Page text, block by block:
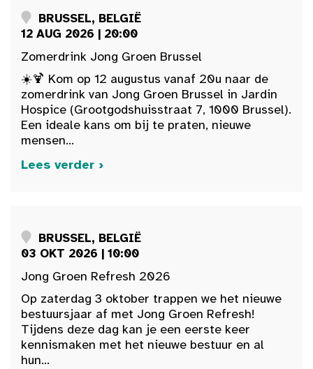
BRUSSEL, BELGIË
12 AUG 2026 | 20:00
Zomerdrink Jong Groen Brussel
☀️🍹 Kom op 12 augustus vanaf 20u naar de
zomerdrink van Jong Groen Brussel in Jardin
Hospice (Grootgodshuisstraat 7, 1000 Brussel).
Een ideale kans om bij te praten, nieuwe
mensen...
Lees verder ›
BRUSSEL, BELGIË
03 OKT 2026 | 10:00
Jong Groen Refresh 2026
Op zaterdag 3 oktober trappen we het nieuwe
bestuursjaar af met Jong Groen Refresh!
Tijdens deze dag kan je een eerste keer
kennismaken met het nieuwe bestuur en al
hun...